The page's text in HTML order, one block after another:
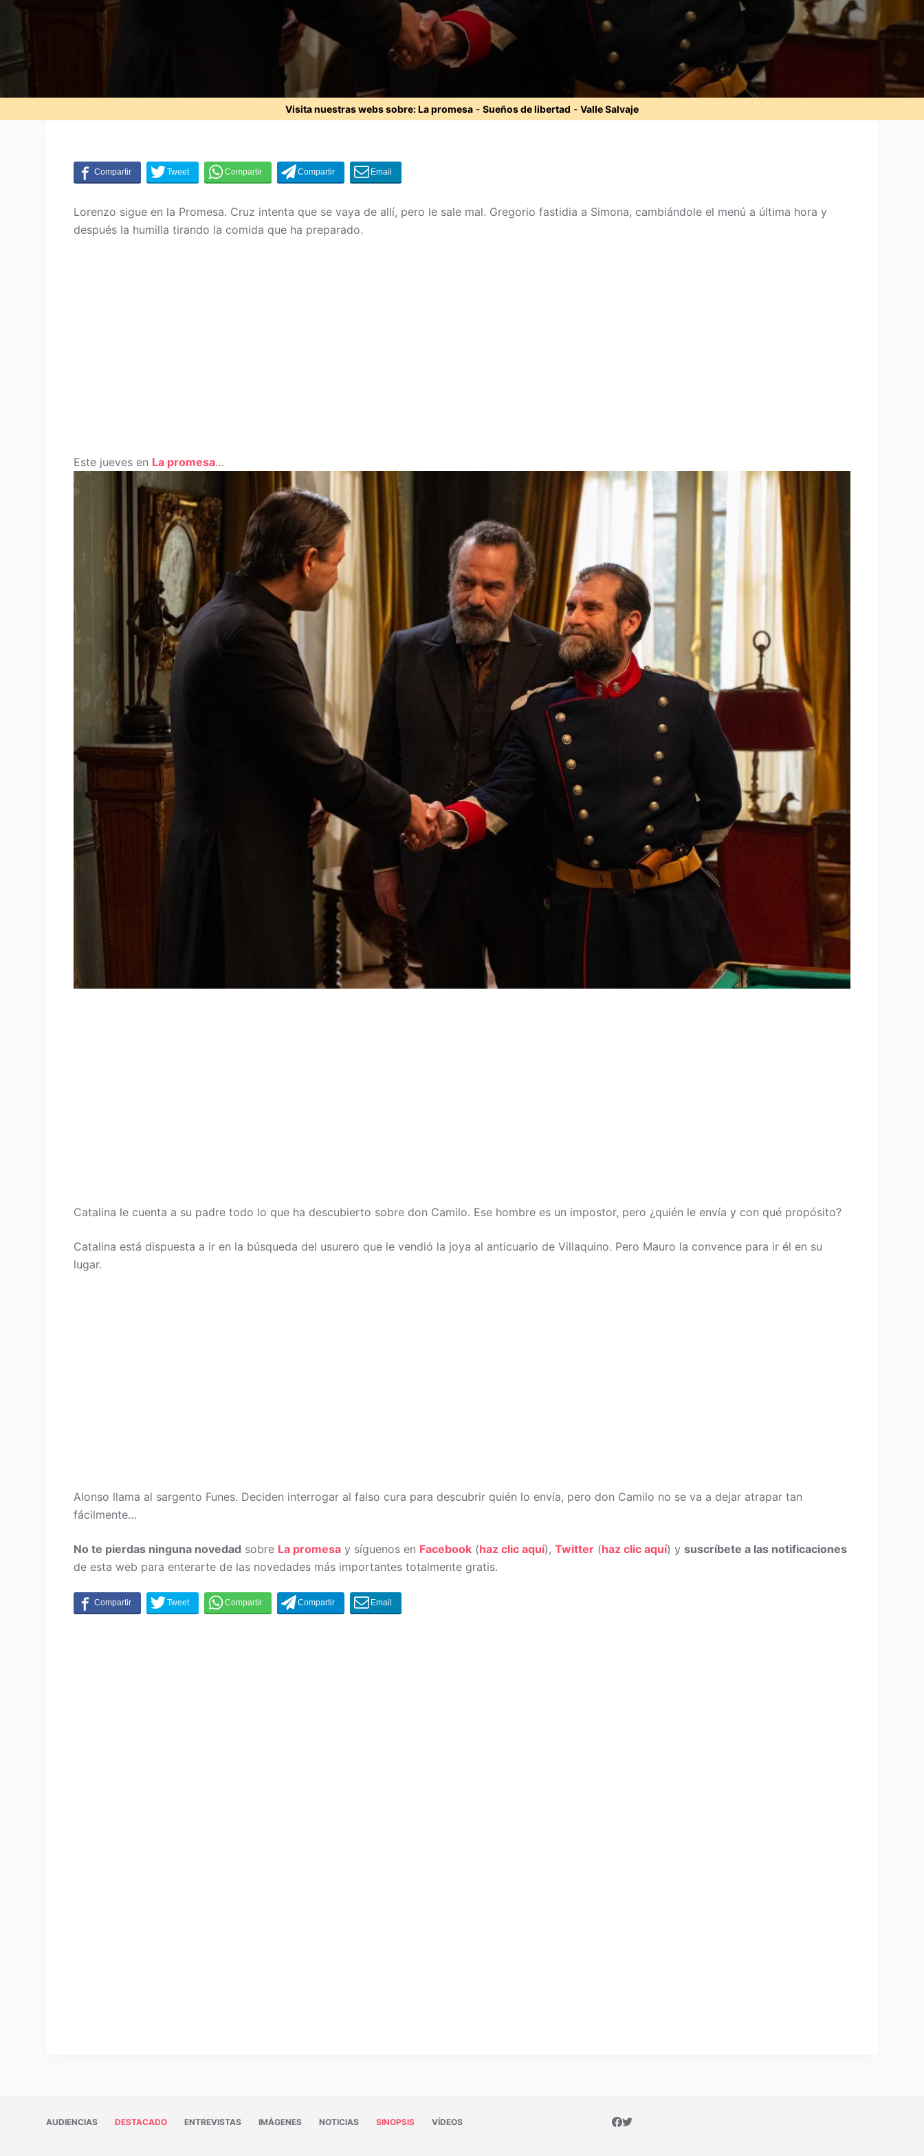
Visita nuestras webs sobre:La promesa - Sueños de libertad - Valle Salvaje
Lorenzo sigue en la Promesa. Cruz intenta que se vaya de allí, pero le sale mal. Gregorio fastidia a Simona, cambiándole el menú a última hora y
después la humilla tirando la comida que ha preparado.
Este jueves en La promesa…
Catalina le cuenta a su padre todo lo que ha descubierto sobre don Camilo. Ese hombre es un impostor, pero ¿quién le envía y con qué propósito?
Catalina está dispuesta a ir en la búsqueda del usurero que le vendió la joya al anticuario de Villaquino. Pero Mauro la convence para ir él en su
lugar.
Alonso llama al sargento Funes. Deciden interrogar al falso cura para descubrir quién lo envía, pero don Camilo no se va a dejar atrapar tan
fácilmente…
No te pierdas ninguna novedad sobre La promesa y síguenos en Facebook (haz clic aquí),Twitter (haz clic aquí) ysuscríbete a las notificaciones
de esta web para enterarte de las novedades más importantes totalmente gratis.
AUDIENCIAS DESTACADO ENTREVISTAS IMÁGENES NOTICIAS SINOPSIS VÍDEOS